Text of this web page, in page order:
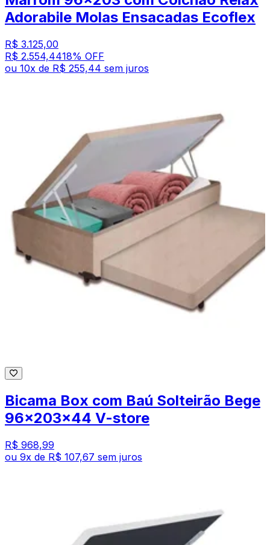
Adorabile Molas Ensacadas Ecoflex
R$ 3.125,00
R$ 2.554,4418% OFF
ou 10x de R$ 255,44 sem juros
Bicama Box com Baú Solteirão Bege
96x203x44 V-store
R$ 968,99
ou 9x de R$ 107,67 sem juros